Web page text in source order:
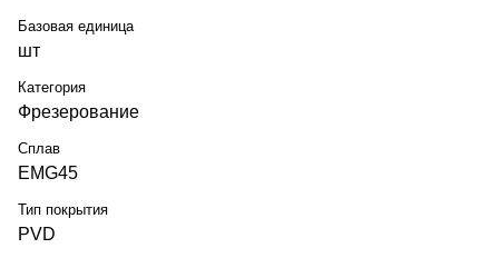
Базовая единица
шт
Категория
Фрезерование
Сплав
EMG45
Тип покрытия
PVD